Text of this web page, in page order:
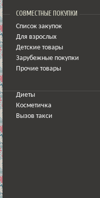
СОВМЕСТНЫЕ ПОКУПКИ
Список закупок
Для взрослых
Детские товары
Зарубежные покупки
Прочие товары
Диеты
Косметичка
Вызов такси